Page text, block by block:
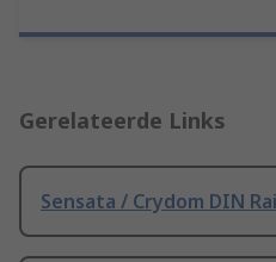
Gerelateerde Links
Sensata / Crydom DIN